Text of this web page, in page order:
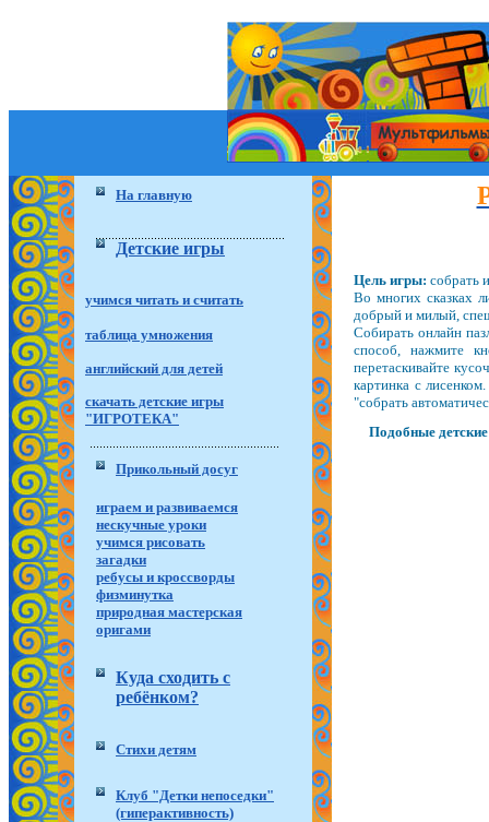
На главную
Детские игры
учимся читать и считать
таблица умножения
английский для детей
скачать детские игры
"ИГРОТЕКА"
Прикольный досуг
играем и развиваемся
нескучные уроки
учимся рисовать
загадки
ребусы и кроссворды
физминутка
природная мастерская
оригами
Куда сходить с
ребёнком?
Стихи детям
Клуб "Детки непоседки"
(гиперактивность)
Цель игры: собрать
Во многих сказках
добрый и милый,
Собирать онлайн
способ, нажмите
перетаскивайте
картинка с
"собрать
Подобные